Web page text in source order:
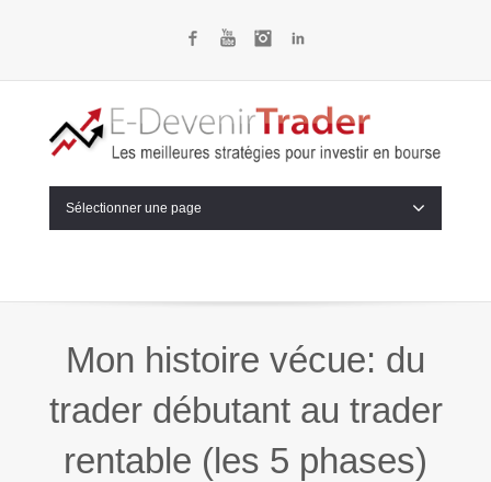
FacebookYouTubeInstagram
Sélectionner une page
Mon histoire vécue: du
trader débutant au trader
rentable (les 5 phases)